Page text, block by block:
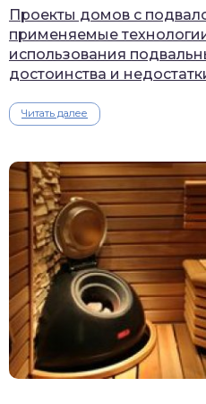
Проекты домов с
применяемые
использования
достоинства и
Читать далее